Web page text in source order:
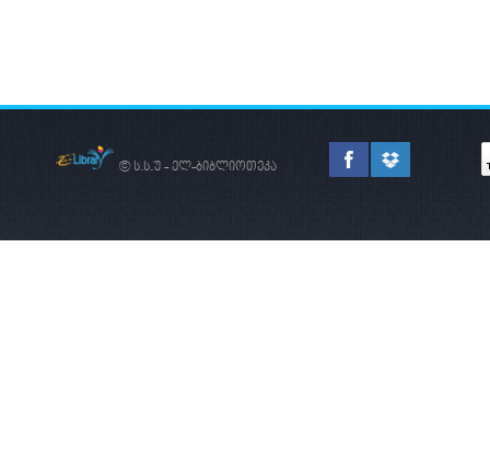
© ს.ს.უ - ელ-ბიბლიოთეკა